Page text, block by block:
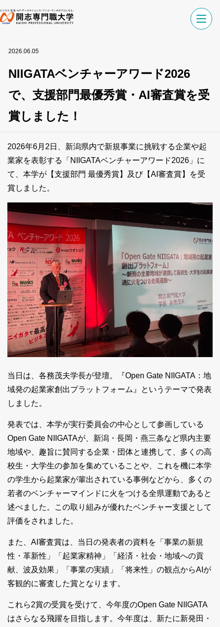
2026.06.05
NIIGATAベンチャーアワード2026
で、支援部門最優秀賞・AI審査賞を受
賞しました！
2026年6月2日、新潟県内で新規事業に挑戦する企業や起
業家を表彰する「 NIIGATAベンチャーアワード2026 」に
て、本学が【支援部門 最優秀賞】及び【AI審査賞】を受
賞しました 。
当日は、各務茂夫学長が登壇。『Open Gate NIIGATA：地
域発の起業家創出プラットフォーム』というテーマで発表
しました。
発表では、本学が実行委員会の中心として参画している
Open Gate NIIGATAが、新潟・長岡・燕三条など県内主要
地域や、趣旨に賛同する企業・団体と連携して、多くの高
校生・大学生の参加を集めていることや、これを機に本学
の学生から起業家が輩出されている事例などから、多くの
若者のベンチャーマインドに火をつける全県運動であると
述べました。この取り組みが優れたベンチャー支援として
評価をされました。
また、AI審査賞は、当日の発表者の資料を「事業の新規
性・革新性」「起業家精神」「経済・社会・地域への貢
献、波及効果」「事業の実績」「将来性」の観点からAIが
客観的に審査した賞となります。
これら2賞の受賞を受けて、今年度のOpen Gate NIIGATA
はさらなる飛躍を目指します。今年度は、新たに新発田・